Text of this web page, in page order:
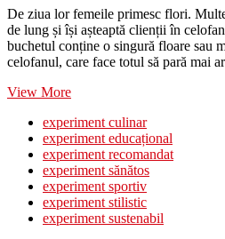
De ziua lor femeile primesc flori.
de lung și își așteaptă clienții în
buchetul conține o singură floare sau
celofanul, care face totul să pară mai
View MoreProvocările
8
Martie
fără
plastic
experiment culinar
experiment educațional
experiment recomandat
experiment sănătos
experiment sportiv
experiment stilistic
experiment sustenabil